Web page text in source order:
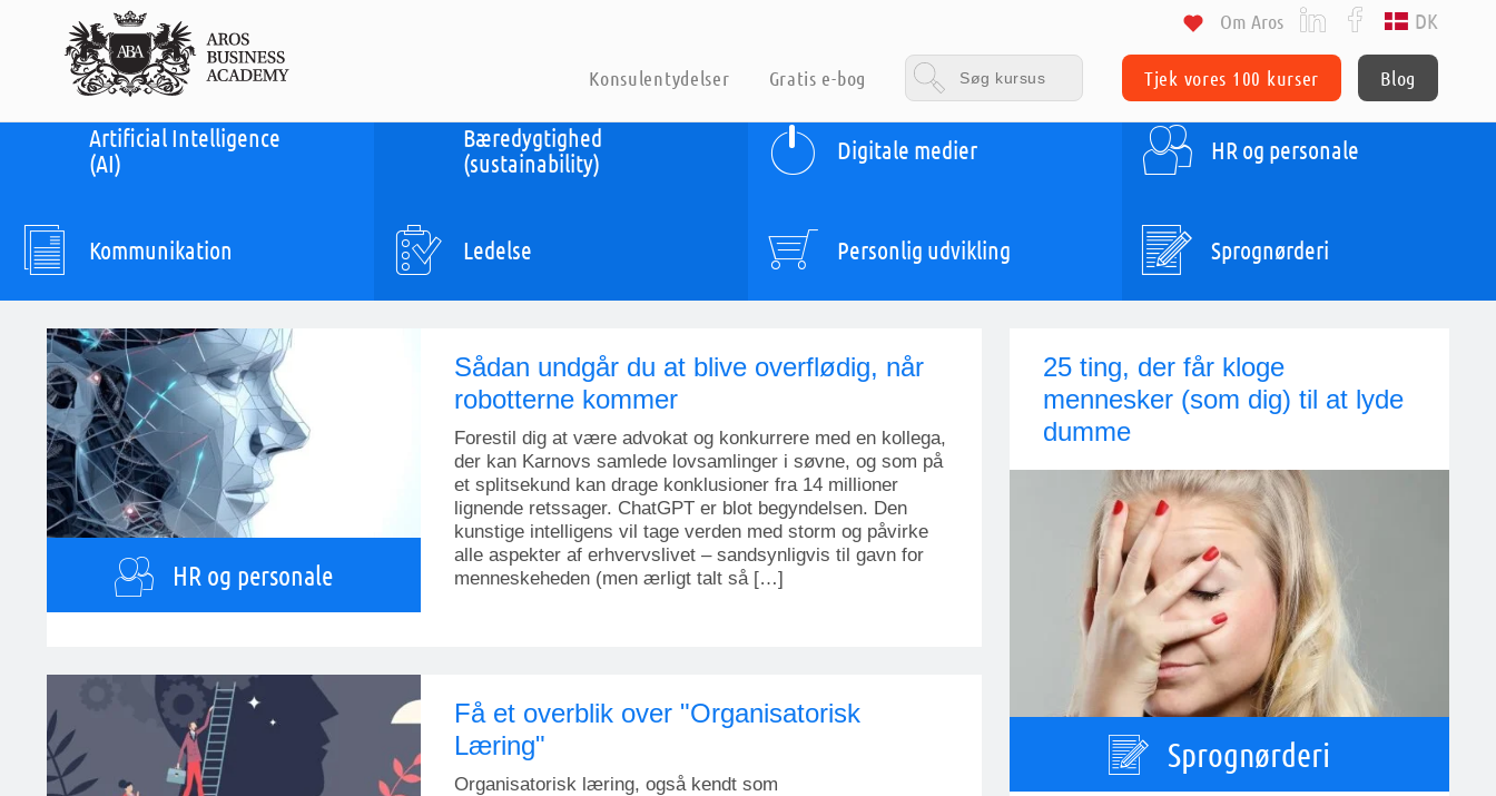
Konsulentydelser Gratis e-bog Tjek vores 100 kurser Blog
Om Aros DK
Artificial Intelligence
(AI)
Bæredygtighed
(sustainability)
Digitale medier HR og personale
Kommunikation Ledelse Personlig udvikling Sprognørderi
HR og personale
Sådan undgår du at blive overflødig, når
robotterne kommer
Forestil dig at være advokat og konkurrere med en kollega,
der kan Karnovs samlede lovsamlinger i søvne, og som på
et splitsekund kan drage konklusioner fra 14 millioner
lignende retssager. ChatGPT er blot begyndelsen. Den
kunstige intelligens vil tage verden med storm og påvirke
alle aspekter af erhvervslivet – sandsynligvis til gavn for
menneskeheden (men ærligt talt så […]
Få et overblik over "Organisatorisk
Læring"
Organisatorisk læring, også kendt som
25 ting, der får kloge
mennesker (som dig) til at lyde
dumme
Sprognørderi